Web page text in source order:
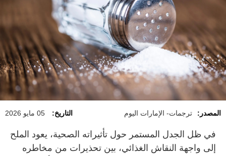
المصدر: ترجمات- الإمارات اليوم التاريخ: 05 مايو 2026
في ظل الجدل المستمر حول تأثيراته الصحية، يعود الملح
إلى واجهة النقاش الغذائي، بين تحذيرات من مخاطره